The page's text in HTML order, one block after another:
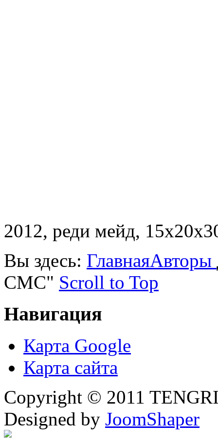
2012, реди мейд,
Вы здесь: ГлавнаяАвторы
СМС" Scroll to Top
Навигация
Карта Google
Карта сайта
Copyright © 2011
Designed by JoomShaper